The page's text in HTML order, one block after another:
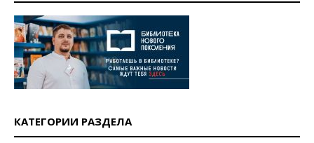
КАТЕГОРИИ РАЗДЕЛА